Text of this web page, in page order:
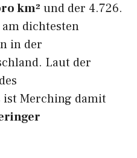
km² und der 4.726.
dichtesten
in der
Laut der
ist Merching damit